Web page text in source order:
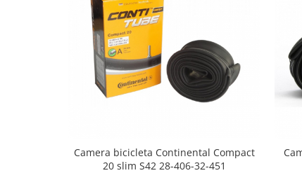
Camera bicicleta Continental Compact
20 slim S42 28-406-32-451